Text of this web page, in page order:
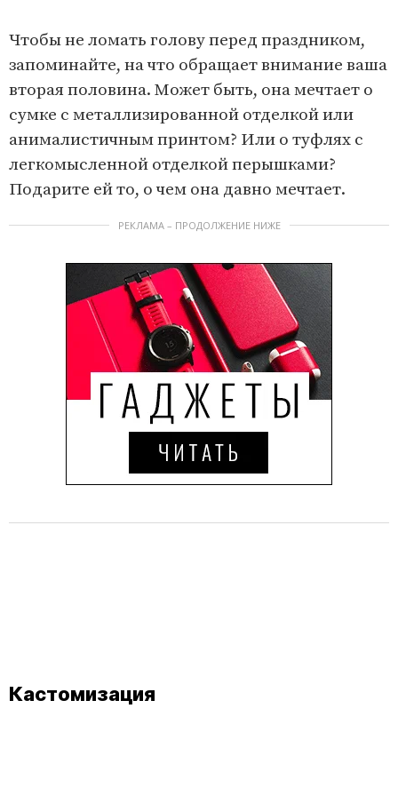
6 t
e
m
1
o
f
6
Чтобы не ломать голову перед праздником,
запоминайте, на что обращает внимание ваша
вторая половина. Может быть, она мечтает о
сумке с металлизированной отделкой или
анималистичным принтом? Или о туфлях с
легкомысленной отделкой перышками?
Подарите ей то, о чем она давно мечтает.
РЕКЛАМА – ПРОДОЛЖЕНИЕ НИЖЕ
Кастомизация